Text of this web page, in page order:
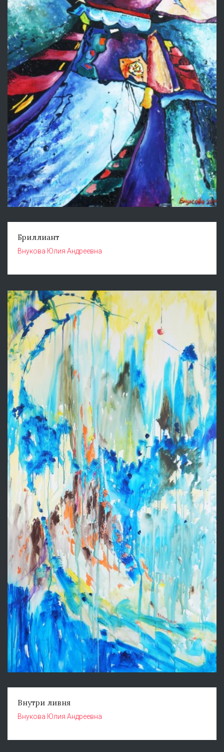
Бриллиант
Внукова Юлия Андреевна
Внутри ливня
Внукова Юлия Андреевна